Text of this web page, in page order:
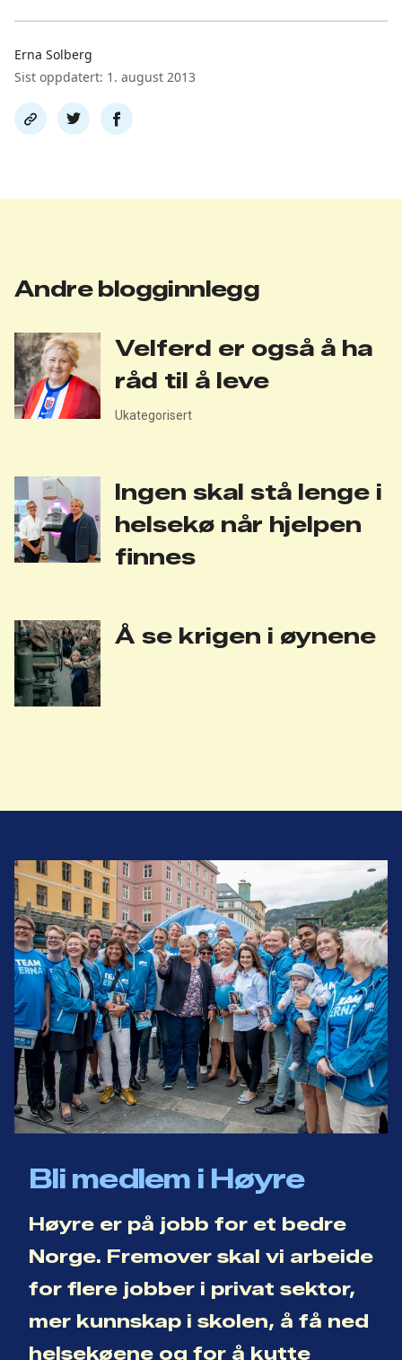
Erna Solberg
Sist oppdatert: 1. august 2013
Del
link
Del
på
Del
på
Andre blogginnlegg
Velferd er også å ha
råd til å leve
Ukategorisert
Ingen skal stå lenge i
helsekø når hjelpen
finnes
Å se krigen i øynene
Bli medlem i Høyre
Høyre er på jobb for et bedre
Norge. Fremover skal vi arbeide
for flere jobber i privat sektor,
mer kunnskap i skolen, å få ned
helsekøene og for å kutte